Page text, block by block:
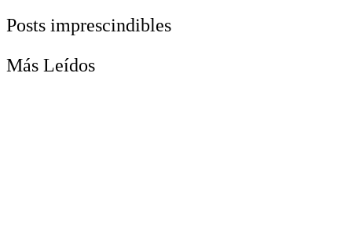
Posts imprescindibles
Más Leídos